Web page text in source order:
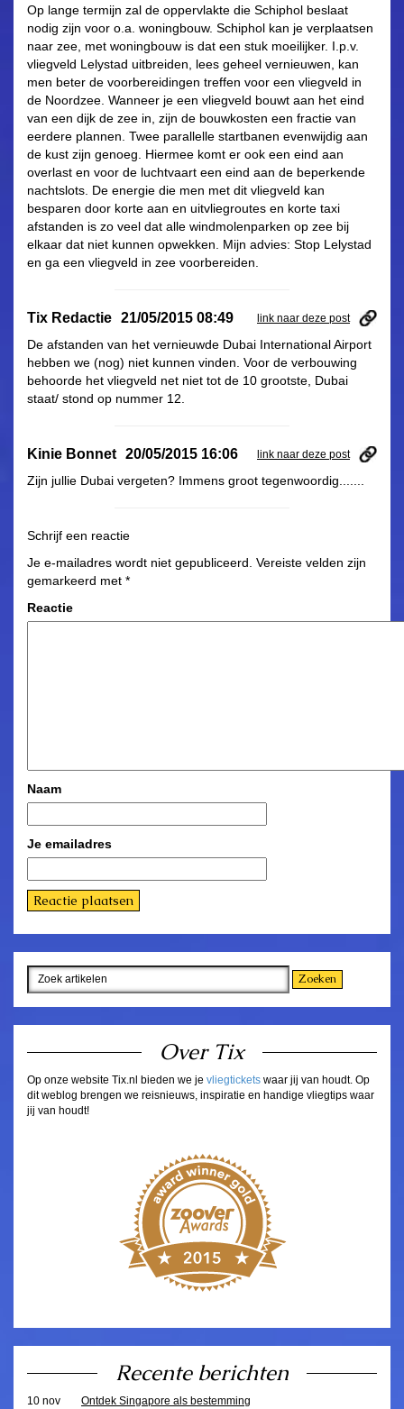
Op lange termijn zal de oppervlakte die Schiphol beslaat
nodig zijn voor o.a. woningbouw. Schiphol kan je verplaatsen
naar zee, met woningbouw is dat een stuk moeilijker. I.p.v.
vliegveld Lelystad uitbreiden, lees geheel vernieuwen, kan
men beter de voorbereidingen treffen voor een vliegveld in
de Noordzee. Wanneer je een vliegveld bouwt aan het eind
van een dijk de zee in, zijn de bouwkosten een fractie van
eerdere plannen. Twee parallelle startbanen evenwijdig aan
de kust zijn genoeg. Hiermee komt er ook een eind aan
overlast en voor de luchtvaart een eind aan de beperkende
nachtslots. De energie die men met dit vliegveld kan
besparen door korte aan en uitvliegroutes en korte taxi
afstanden is zo veel dat alle windmolenparken op zee bij
elkaar dat niet kunnen opwekken. Mijn advies: Stop Lelystad
en ga een vliegveld in zee voorbereiden.
Tix Redactie 21/05/2015 08:49 link naar deze post
De afstanden van het vernieuwde Dubai International Airport
hebben we (nog) niet kunnen vinden. Voor de verbouwing
behoorde het vliegveld net niet tot de 10 grootste, Dubai
staat/ stond op nummer 12.
Kinie Bonnet 20/05/2015 16:06 link naar deze post
Zijn jullie Dubai vergeten? Immens groot tegenwoordig.......
Schrijf een reactie
Je e-mailadres wordt niet gepubliceerd. Vereiste velden zijn
gemarkeerd met *
Reactie
Naam
Je emailadres
Over Tix
Op onze website Tix.nl bieden we je vliegtickets waar jij van houdt. Op
dit weblog brengen we reisnieuws, inspiratie en handige vliegtips waar
jij van houdt!
Recente berichten
10 nov
Ontdek Singapore als bestemming